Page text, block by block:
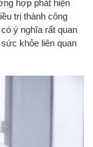
hợp phát hiện
trị thành công
ý nghĩa rất quan
khỏe liên quan